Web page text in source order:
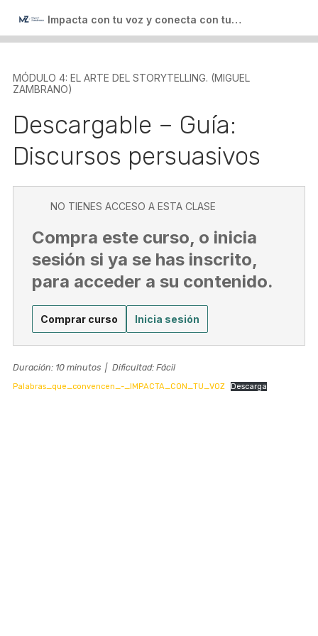
Impacta con tu voz y conecta con tu audiencia
5 lecciones
2 lecciones
Bonus (Miguel Zambrano)
1 lección
Salir del curso
MÓDULO 4: EL ARTE DEL STORYTELLING. (MIGUEL
ZAMBRANO)
Descargable – Guía:
Discursos persuasivos
NO TIENES ACCESO A ESTA CLASE
Compra este curso, o inicia
sesión si ya se has inscrito,
para acceder a su contenido.
Comprar curso Inicia sesión
Duración: 10 minutos | Dificultad: Fácil
Palabras_que_convencen_-_IMPACTA_CON_TU_VOZ Descarga